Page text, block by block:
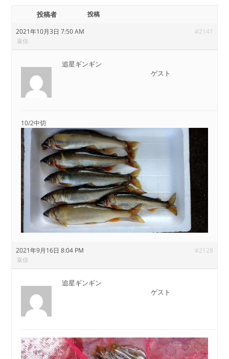
投稿者
投稿
2021年10月3日 7:50 AM
#2141
返信
追星ギンギン
ゲスト
10/2中切
2021年9月16日 8:04 PM #2128
返信
追星ギンギン
ゲスト